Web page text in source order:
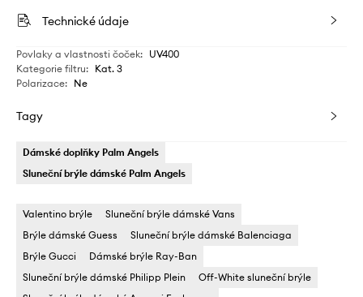
Technické údaje
Povlaky a vlastnosti čoček: UV400
Kategorie filtru: Kat. 3
Polarizace: Ne
Tagy
Dámské doplňky Palm Angels
Sluneční brýle dámské Palm Angels
Valentino brýle
Sluneční brýle dámské Vans
Brýle dámské Guess
Sluneční brýle dámské Balenciaga
Brýle Gucci
Dámské brýle Ray-Ban
Sluneční brýle dámské Philipp Plein
Off-White sluneční brýle